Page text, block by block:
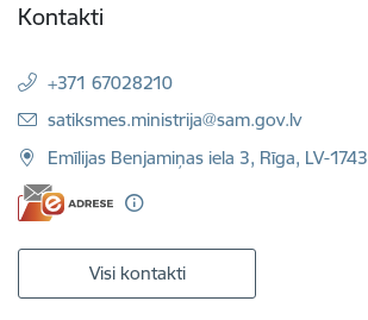
Kontakti
+371 67028210
E-pasts:
satiksmes.ministrija@sam.gov.lv
Emīlijas Benjamiņas iela 3, Rīga, LV-1743
Visi kontakti